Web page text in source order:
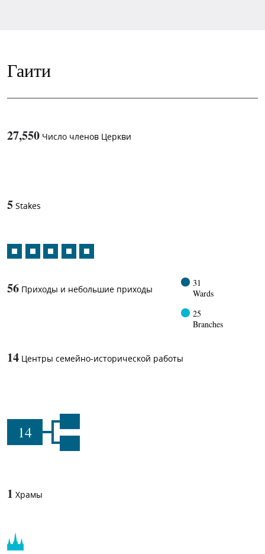
Гаити
27,550 Число членов Церкви
5 Stakes
56 Приходы и небольшие приходы
31
Wards
25
Branches
14 Центры семейно-исторической работы
14
1 Храмы